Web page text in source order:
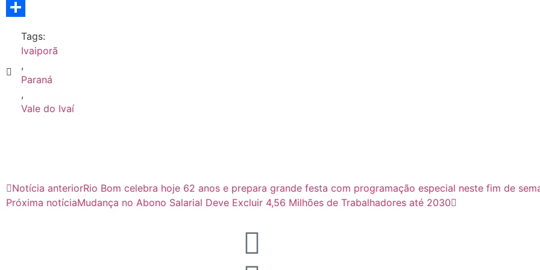
Copy
Tags:
Ivaiporã
,
Paraná
,
Vale do Ivaí
Notícia anteriorRio Bom celebra hoje 62 anos e prepara grande festa com programação especial neste fim de
Próxima notíciaMudança no Abono Salarial Deve Excluir 4,56 Milhões de Trabalhadores até 2030